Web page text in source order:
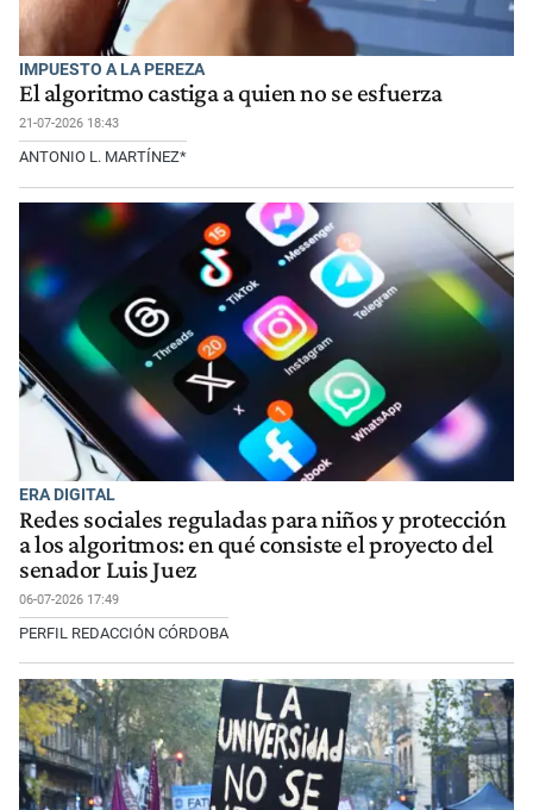
IMPUESTO A LA PEREZA
El algoritmo castiga a quien no se esfuerza
21-07-2026 18:43
ANTONIO L. MARTÍNEZ*
ERA DIGITAL
Redes sociales reguladas para niños y protección
a los algoritmos: en qué consiste el proyecto del
senador Luis Juez
06-07-2026 17:49
PERFIL REDACCIÓN CÓRDOBA